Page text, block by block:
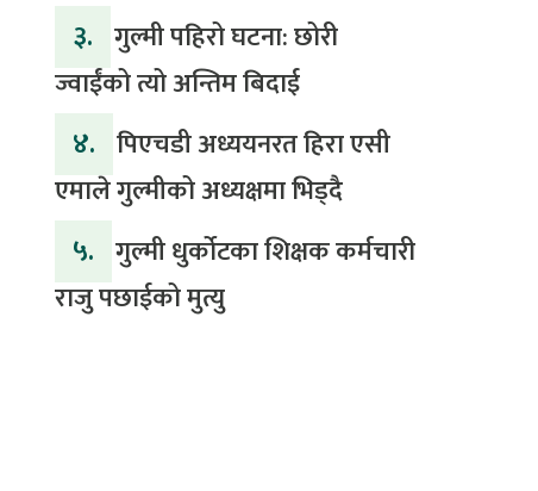
३. गुल्मी पहिरो घटना: छोरी
ज्वाईंको त्यो अन्तिम बिदाई
४. पिएचडी अध्ययनरत हिरा एसी
एमाले गुल्मीको अध्यक्षमा भिड्दै
५. गुल्मी धुर्कोटका शिक्षक कर्मचारी
राजु पछाईको मुत्यु